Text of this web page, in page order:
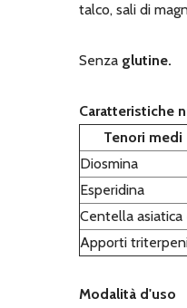
talco, sali di
Senza glutine.
Caratteristiche
Tenori medi
Diosmina
Esperidina
Centella asiatica
Apporti
Modalità d'uso